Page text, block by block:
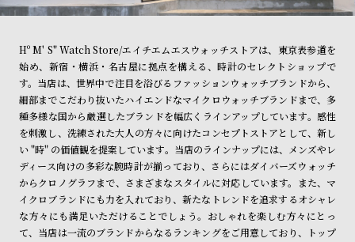
Hº M' S" Watch Store/エイチエムエスウォッチストアは、東京表参道を
始め、新宿・横浜・名古屋に拠点を構える、時計のセレクトショップで
す。当店は、世界中で注目を浴びるファッションウォッチブランドから、
細部までこだわり抜いたハイエンドなマイクロウォッチブランドまで、多
種多様な国から厳選したブランドを幅広くラインアップしています。感性
を刺激し、洗練された大人の方々に向けたコンセプトストアとして、新し
い "時" の価値観を提案しています。当店のラインナップには、メンズやレ
ディース向けの多彩な腕時計が揃っており、さらにはダイバーズウォッチ
からクロノグラフまで、さまざまなスタイルに対応しています。また、マ
イクロブランドにも力を入れており、新たなトレンドを追求するオシャレ
な方々にも満足いただけることでしょう。おしゃれを楽しむ方々にとっ
て、当店は一流のブランドからなるランキングをご用意しており、トップ